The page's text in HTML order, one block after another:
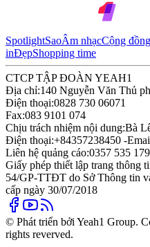
SpotlightSaoÂm nhạcCộng
inĐẹpShopping time
CTCP TẬP ĐOÀN YEAH1
Địa chỉ:140 Nguyễn Văn Thủ
Điện thoại:0828 730 06071
Fax:083 9101 074
Chịu trách nhiệm nội dung:Bà
Điện thoại:+84357238450 -
Liên hệ quảng cáo:0357 535
Giấy phép thiết lập trang thông
54/GP-TTĐT do Sở Thông tin
cấp ngày 30/07/2018
© Phát triển bởi Yeah1 Group.
rights reverved.